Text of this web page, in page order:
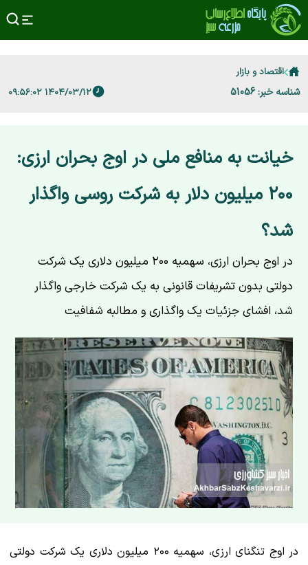
اقتصاد و بازار
شناسه خبر: 51056 ۱۴۰۴/۰۳/۱۲ ۰۹:۵۶:۰۲
خیانت به منافع ملی در اوج بحران ارزی:
۲۰۰ میلیون دلار به شرکت روسی واگذار
شد؟
در اوج بحران ارزی، سهمیه ۲۰۰ میلیون دلاری یک شرکت
دولتی بدون تشریفات قانونی به یک شرکت خارجی واگذار
شد، افشای جزئیات یک واگذاری و مطالبه شفافیت
در اوج تنگنای ارزی، سهمیه ۲۰۰ میلیون دلاری یک شرکت دولتی